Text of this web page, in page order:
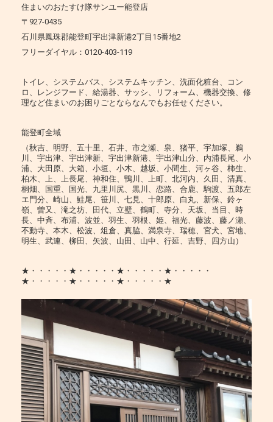
住まいのおたすけ隊サンユー能登店
〒927-0435
石川県鳳珠郡能登町宇出津新港2丁目15番地2
フリーダイヤル：0120-403-119
トイレ、システムバス、システムキッチン、洗面化粧台、コン
ロ、レンジフード、給湯器、サッシ、リフォーム、機器交換、修
理など住まいのお困りごとならなんでもお任せください。
能登町全域
（秋吉、明野、五十里、石井、市之瀬、泉、猪平、宇加塚、鵜
川、宇出津、宇出津新、宇出津新港、宇出津山分、内浦長尾、小
浦、大田原、大箱、小垣、小木、越坂、小間生、河ヶ谷、柿生、
柏木、上、上長尾、神和住、鴨川、上町、北河内、久田、清真、
桐畑、国重、国光、九里川尻、黒川、恋路、合鹿、駒渡、五郎左
エ門分、崎山、鮭尾、笹川、七見、十郎原、白丸、新保、鈴ヶ
嶺、曽又、滝之坊、田代、立壁、鶴町、寺分、天坂、当目、時
長、中斉、布浦、波並、羽生、羽根、姫、福光、藤波、藤ノ瀬、
不動寺、本木、松波、俎倉、真脇、満泉寺、瑞穂、宮犬、宮地、
明生、武連、柳田、矢波、山田、山中、行延、吉野、四方山）
★・・・・・★・・・・・★・・・・・★・・・・・
★・・・・・★・・・・・★・・・・・★